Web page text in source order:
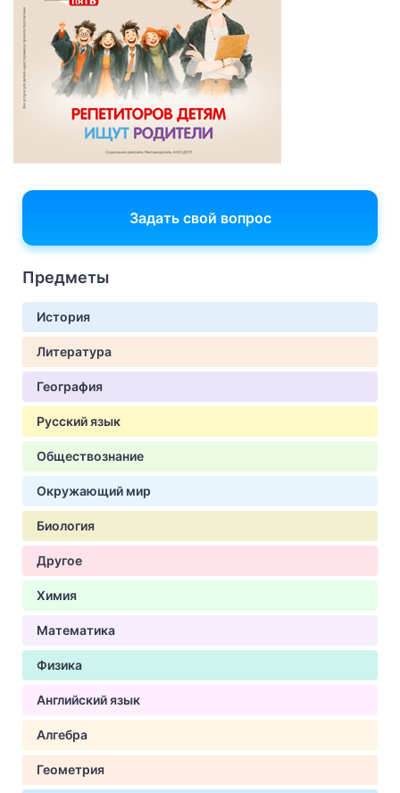
Задать свой вопрос
Предметы
История
Литература
География
Русский язык
Обществознание
Окружающий мир
Биология
Другое
Химия
Математика
Физика
Английский язык
Алгебра
Геометрия